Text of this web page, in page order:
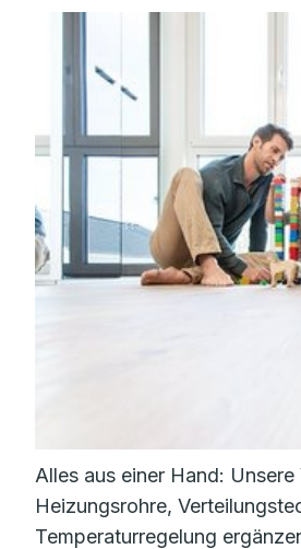
Alles aus einer Hand:
Heizungsrohre,
Temperaturregelung